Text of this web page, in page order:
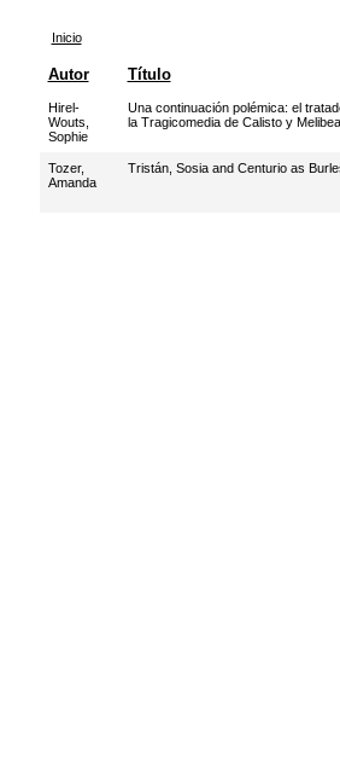
Inicio
Autor Título
Hirel-
Wouts,
Sophie
Una continuación polémica: el
la Tragicomedia de Calisto y Melibea
Tozer,
Amanda
Tristán, Sosia and Centurio as